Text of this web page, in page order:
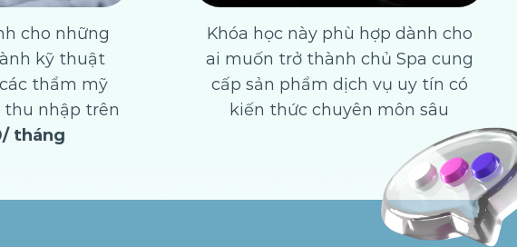
cho những
kỹ thuật
thẩm mỹ
thu nhập trên
tháng
Khóa học này phù hợp dành cho
ai muốn trở thành chủ Spa cung
cấp sản phẩm dịch vụ uy tín có
kiến thức chuyên môn sâu